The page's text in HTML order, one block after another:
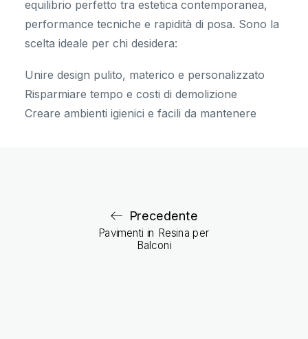
equilibrio perfetto tra estetica contemporanea,
performance tecniche e rapidità di posa. Sono la
scelta ideale per chi desidera:
Unire design pulito, materico e personalizzato
Risparmiare tempo e costi di demolizione
Creare ambienti igienici e facili da mantenere
Precedente
Pavimenti in Resina per
Balconi